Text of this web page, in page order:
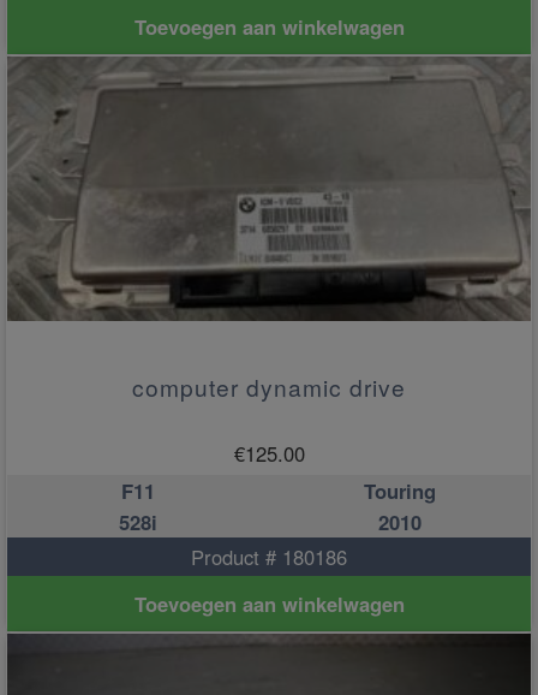
Toevoegen aan winkelwagen
computer dynamic drive
€125.00
F11
Touring
528i
2010
Product # 180186
Toevoegen aan winkelwagen